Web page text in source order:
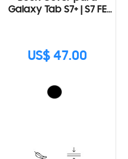
Galaxy Tab S7+ | S7 FE
US$ 47.00